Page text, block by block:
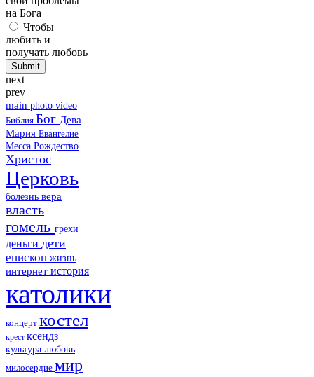
на Бога
Чтобы
любить и
получать любовь
next
prev
main photo video
Библия Бог Дева
Мария Евангелие
Месса Рождество
Христос
Церковь
болезнь вера
власть
гомель грехи
деньги дети
епископ жизнь
интернет история
католики
концерт костел
крест ксендз
культура любовь
милосердие мир